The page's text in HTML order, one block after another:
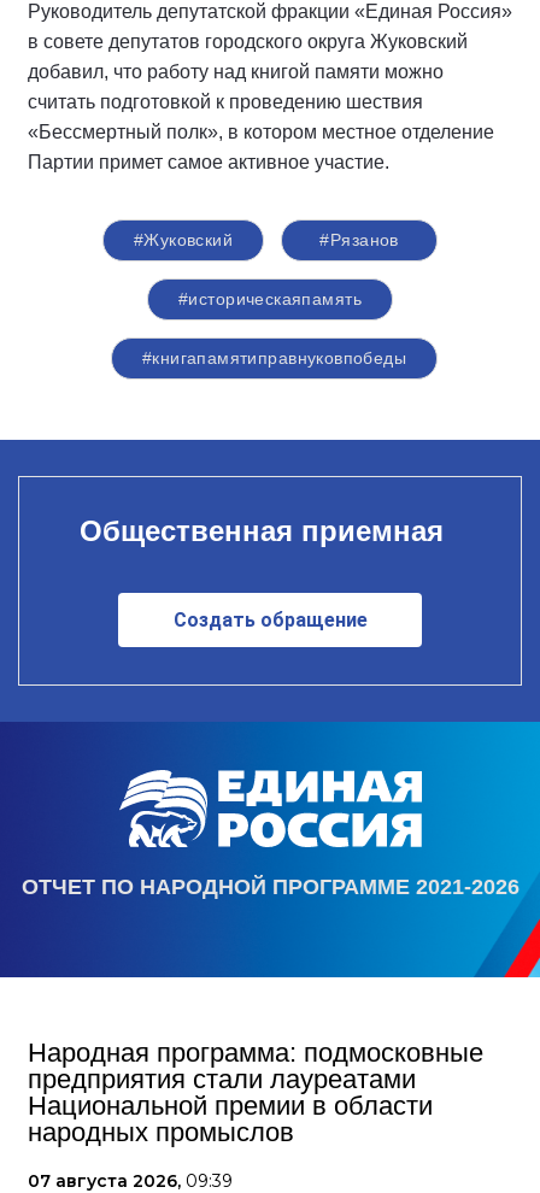
Руководитель депутатской фракции «Единая Россия»
в совете депутатов городского округа Жуковский
добавил, что работу над книгой памяти можно
считать подготовкой к проведению шествия
«Бессмертный полк», в котором местное отделение
Партии примет самое активное участие.
#Жуковский #Рязанов
#историческаяпамять
#книгапамятиправнуковпобеды
Общественная приемная
Создать обращение
ОТЧЕТ ПО НАРОДНОЙ ПРОГРАММЕ 2021-2026
Народная программа: подмосковные
предприятия стали лауреатами
Национальной премии в области
народных промыслов
07 августа 2026, 09:39